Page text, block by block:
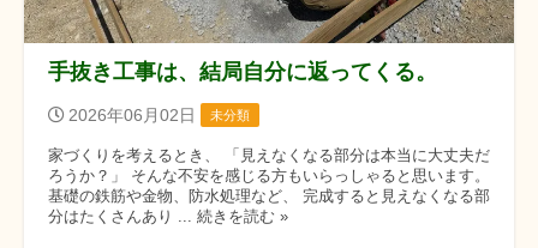
手抜き工事は、結局自分に返ってくる。
2026年06月02日 未分類
家づくりを考えるとき、 「見えなくなる部分は本当に大丈夫だ
ろうか？」 そんな不安を感じる方もいらっしゃると思います。
基礎の鉄筋や金物、防水処理など、 完成すると見えなくなる部
分はたくさんあり ... 続きを読む »